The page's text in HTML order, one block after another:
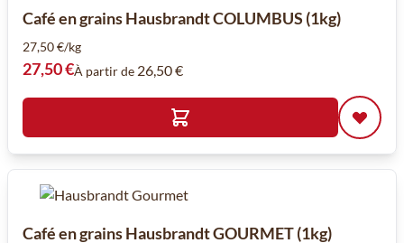
Café en grains Hausbrandt COLUMBUS (1kg)
27,50 €/kg
27,50 €À partir de 26,50 €
Café en grains Hausbrandt GOURMET (1kg)